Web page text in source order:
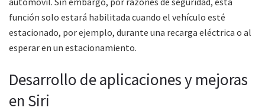
función solo estará habilitada cuando el vehículo esté
estacionado, por ejemplo, durante una recarga eléctrica o al
esperar en un estacionamiento.
Desarrollo de aplicaciones y mejoras
en Siri